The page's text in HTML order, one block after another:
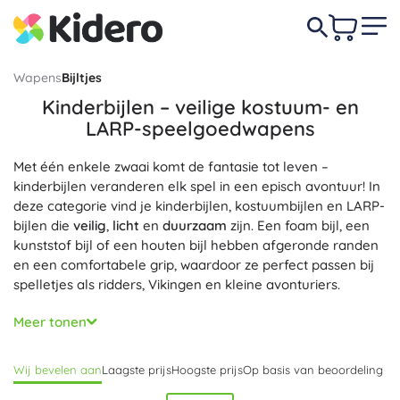
WapensBijltjes
Kinderbijlen – veilige kostuum- en
LARP-speelgoedwapens
Met één enkele zwaai komt de fantasie tot leven –
kinderbijlen veranderen elk spel in een episch avontuur! In
deze categorie vind je kinderbijlen, kostuumbijlen en LARP-
bijlen die veilig, licht en duurzaam zijn. Een foam bijl, een
kunststof bijl of een houten bijl hebben afgeronde randen
en een comfortabele grip, waardoor ze perfect passen bij
spelletjes als ridders, Vikingen en kleine avonturiers.
Elke kinderbijl valt op door een gedetailleerd design voor
eenrealistische uitstraling
gewicht maken bediening en langer spelen makkelijker. De
zacht en vriendelijk
Meer tonen
Wij bevelen aanLaagste prijsHoogste prijsOp basis van beoordeling